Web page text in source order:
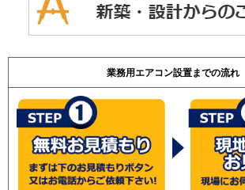
業務用エアコン設置までの流れ